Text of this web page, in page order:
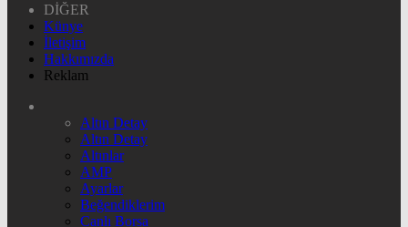
DİĞER
Künye
İletişim
Hakkımızda
Reklam
Altın Detay
Altın Detay
Altınlar
AMP
Ayarlar
Beğendiklerim
Canlı Borsa